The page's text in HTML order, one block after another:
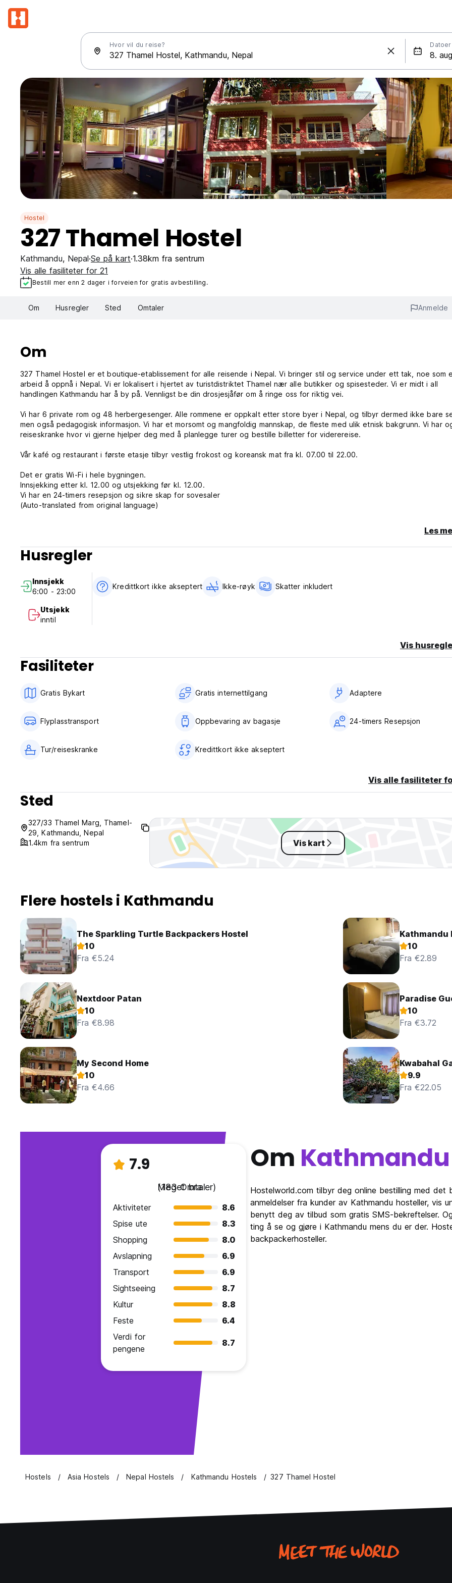
Hvor vil du reise? Datoer
Hostel
327 Thamel Hostel
Kathmandu, Nepal Se på kart 1.38km fra sentrum
Vis alle fasiliteter for 21
Bestill mer enn 2 dager i forveien for gratis avbestilling.
Om Husregler Sted Omtaler Anmelde
Om
327 Thamel Hostel er et boutique-etablissement for alle reisende i Nepal. Vi bringer stil og service under ett tak, noe som
arbeid å oppnå i Nepal. Vi er lokalisert i hjertet av turistdistriktet Thamel nær alle butikker og spisesteder. Vi er midt i all
handlingen Kathmandu har å by på. Vennligst be din drosjesjåfør om å ringe oss for riktig vei.
Vi har 6 private rom og 48 herbergesenger. Alle rommene er oppkalt etter store byer i Nepal, og tilbyr dermed ikke bare
men også pedagogisk informasjon. Vi har et morsomt og mangfoldig mannskap, de fleste med ulik etnisk bakgrunn. Vi har
reiseskranke hvor vi gjerne hjelper deg med å planlegge turer og bestille billetter for viderereise.
Vår kafé og restaurant i første etasje tilbyr vestlig frokost og koreansk mat fra kl. 07.00 til 22.00.
Det er gratis Wi-Fi i hele bygningen.
Innsjekking etter kl. 12.00 og utsjekking før kl. 12.00.
Vi har en 24-timers resepsjon og sikre skap for sovesaler
(Auto-translated from original language)
Les
Husregler
Innsjekk
6:00 - 23:00
Utsjekk
inntil
Kredittkort ikke akseptert Ikke-røyk Skatter inkludert
Vis
Fasiliteter
Gratis Bykart Gratis internettilgang Adaptere
Flyplasstransport Oppbevaring av bagasje 24-timers Resepsjon
Tur/reiseskranke Kredittkort ikke akseptert
Vis alle fasiliteter
Sted
327/33 Thamel Marg, Thamel-
29, Kathmandu, Nepal
1.4km fra sentrum
Vis kart
Flere hostels i Kathmandu
The Sparkling Turtle Backpackers Hostel
10
Fra €5.24
Kathmandu
10
Fra €2.89
Nextdoor Patan
10
Fra €8.98
Paradise
10
Fra €3.72
My Second Home
10
Fra €4.66
Kwabahal
9.9
Fra €22.05
7.9
Meget bra
(183 Omtaler)
Aktiviteter
8.6
Spise ute
8.3
Shopping
8.0
Avslapning
6.9
Transport
6.9
Sightseeing
8.7
Kultur
8.8
Feste
6.4
Verdi for
pengene
8.7
Om Kathmandu
Hostelworld.com tilbyr deg online bestilling med
anmeldelser fra kunder av Kathmandu hosteller, vis
benytt deg av tilbud som gratis SMS-bekreftelser.
ting å se og gjøre i Kathmandu mens du er der.
backpackerhosteller.
Hostels Asia Hostels Nepal Hostels Kathmandu Hostels 327 Thamel Hostel